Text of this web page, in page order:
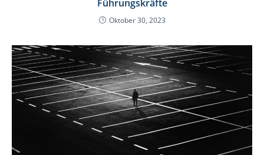
Führungskräfte
Oktober 30, 2023